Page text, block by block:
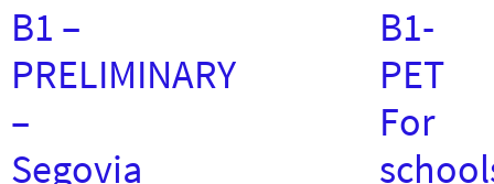
B1 –
PRELIMINARY
–
Segovia
B1-
PET
For